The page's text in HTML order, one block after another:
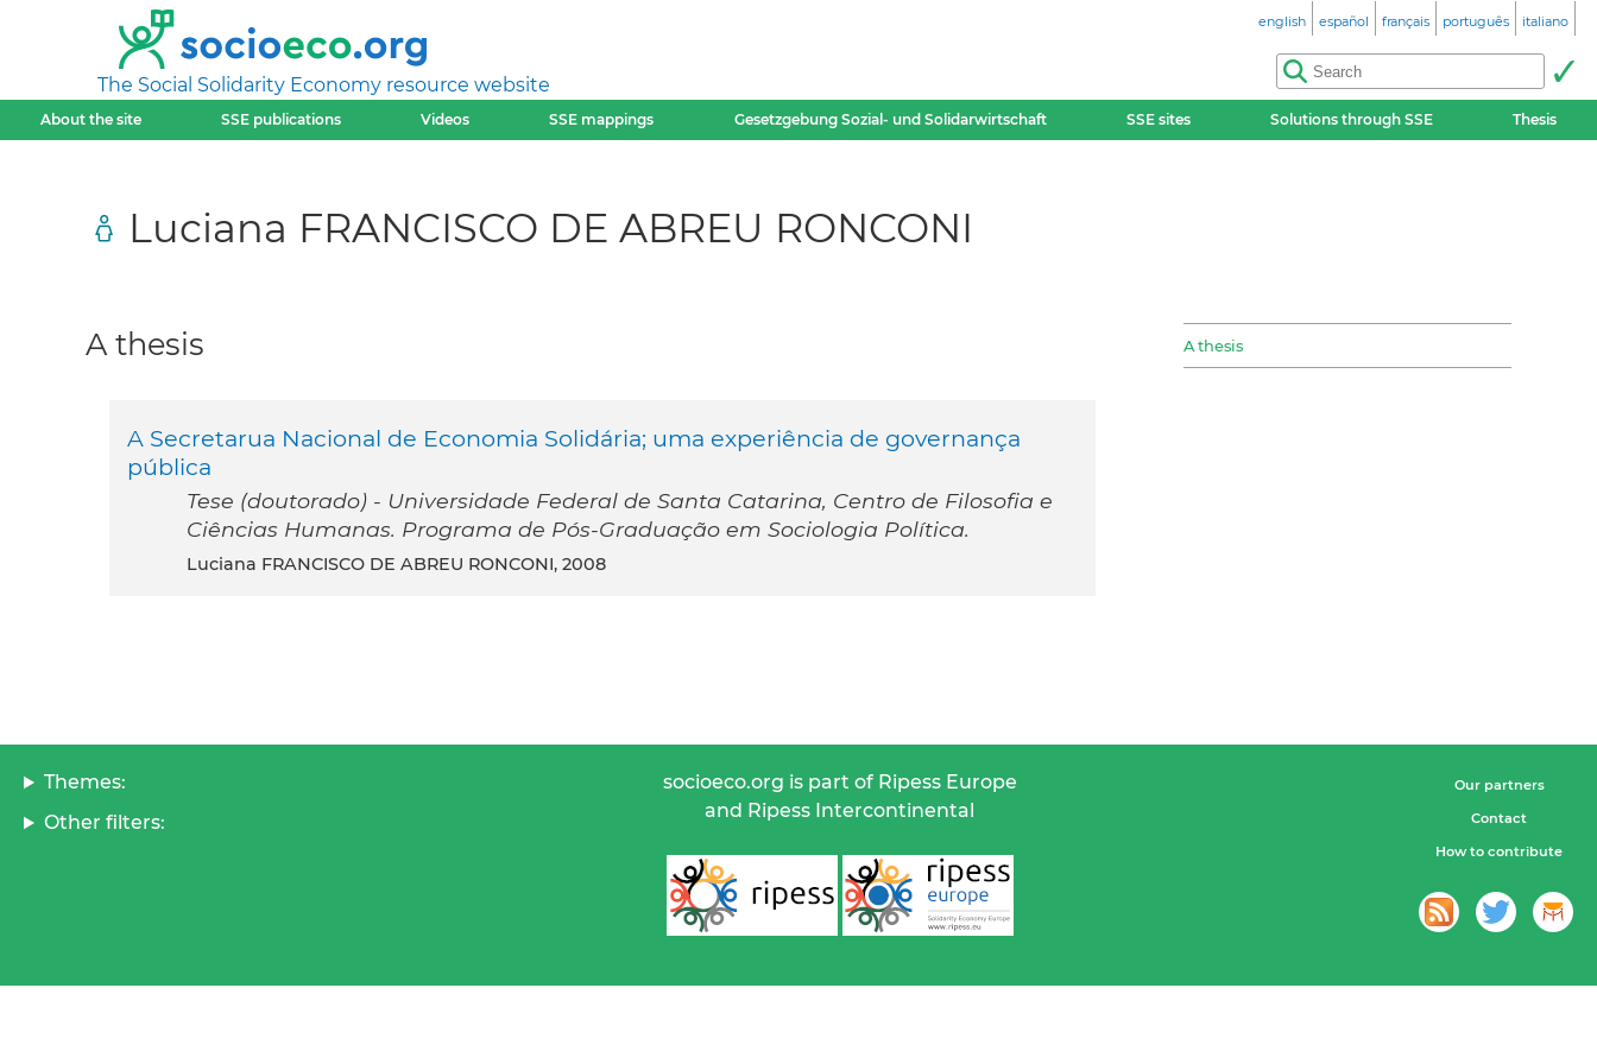
The Social Solidarity Economy resource website
english español français português italiano
About the site SSE publications Videos SSE mappings Gesetzgebung Sozial- und Solidarwirtschaft SSE sites Solutions through SSE Thesis
Luciana FRANCISCO DE ABREU RONCONI
A thesis
A thesis
A Secretarua Nacional de Economia Solidária; uma experiência de governança
pública
Tese (doutorado) - Universidade Federal de Santa Catarina, Centro de Filosofia e
Ciências Humanas. Programa de Pós-Graduação em Sociologia Política.
Luciana FRANCISCO DE ABREU RONCONI, 2008
Themes:
Other filters:
socioeco.org is part of Ripess Europe
and Ripess Intercontinental
Our partners
Contact
How to contribute